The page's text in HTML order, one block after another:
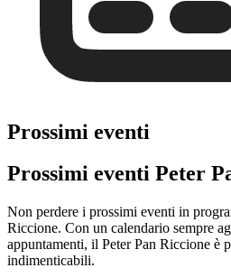
Prossimi eventi
Prossimi eventi Peter
Non perdere i prossimi eventi in
Riccione. Con un calendario sempre
appuntamenti, il Peter Pan Riccione è
indimenticabili.